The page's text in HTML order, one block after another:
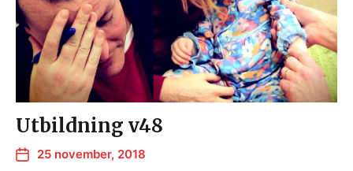
Utbildning v48
25 november, 2018